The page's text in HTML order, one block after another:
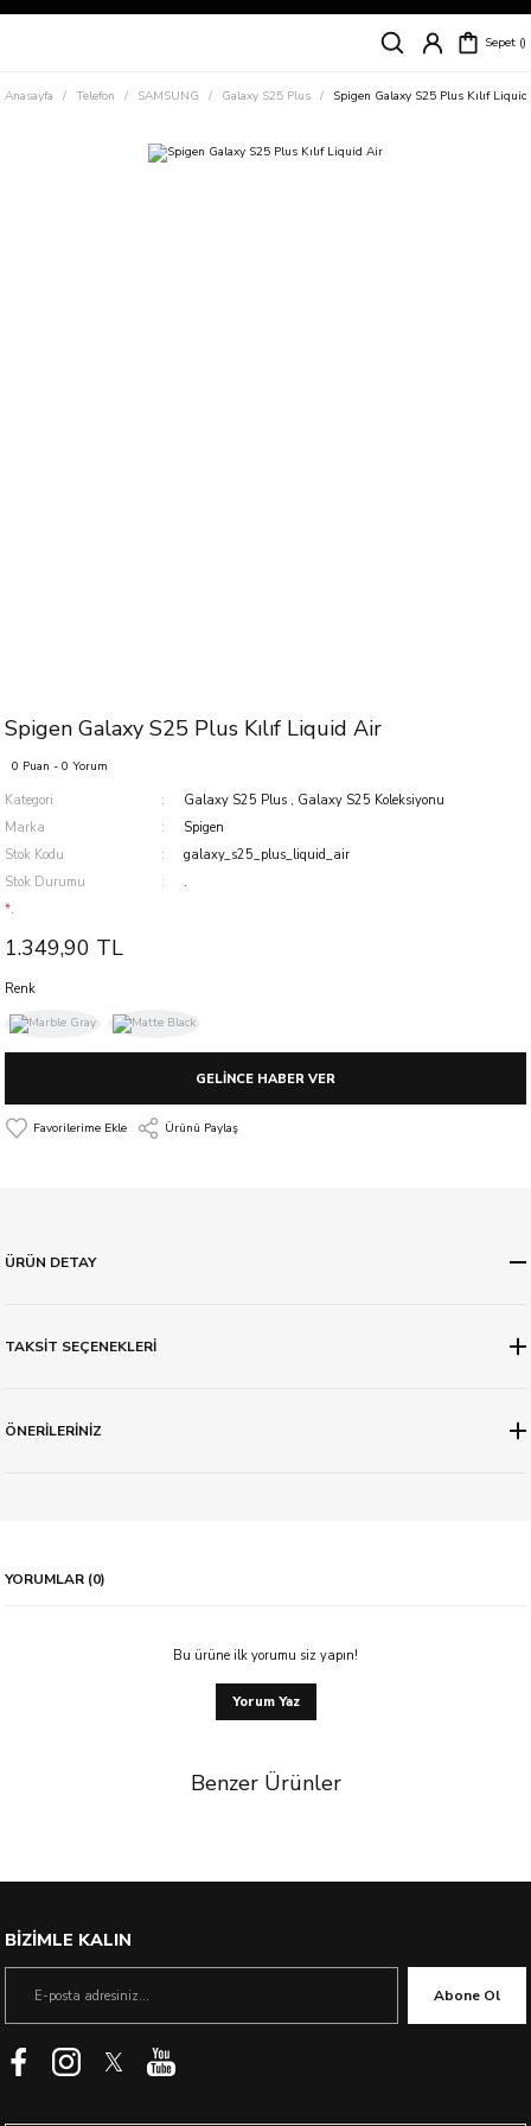
Siparişleriniz
Süper İndirimli Fiyatlar
Sepet
Anasayfa Telefon SAMSUNG Galaxy S25 Plus Spigen Galaxy S25 Plus Kılıf
Spigen Galaxy S25 Plus Kılıf Liquid Air
0 Puan - 0 Yorum
Kategori Galaxy S25 Plus , Galaxy S25 Koleksiyonu
Marka
Spigen
Stok Kodu
galaxy_s25_plus_liquid_air
Stok Durumu
.
*.
1.349,90 TL
Renk
GELİNCE HABER VER
Ürünü Paylaş
ÜRÜN DETAY
TAKSİT SEÇENEKLERİ
ÖNERİLERİNİZ
YORUMLAR (0)
Bu ürüne ilk yorumu siz yapın!
Yorum Yaz
Benzer Ürünler
BİZİMLE KALIN
Abone Ol